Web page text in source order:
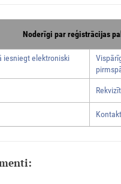
Noderīgi par reģistrācijas
iesniegt elektroniski